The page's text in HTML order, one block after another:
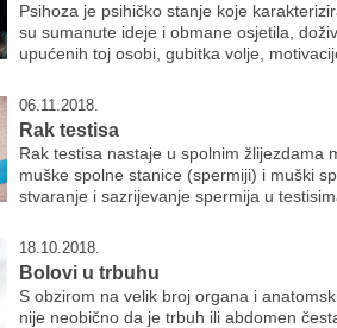
Psihoza je psihičko stanje koje
su sumanute ideje i obmane osjetila,
upućenih toj osobi, gubitka volje,
06.11.2018.
Rak testisa
Rak testisa nastaje u spolnim žlijezdama
muške spolne stanice (spermiji) i muški
stvaranje i sazrijevanje spermija u
18.10.2018.
Bolovi u trbuhu
S obzirom na velik broj organa i
nije neobično da je trbuh ili abdomen